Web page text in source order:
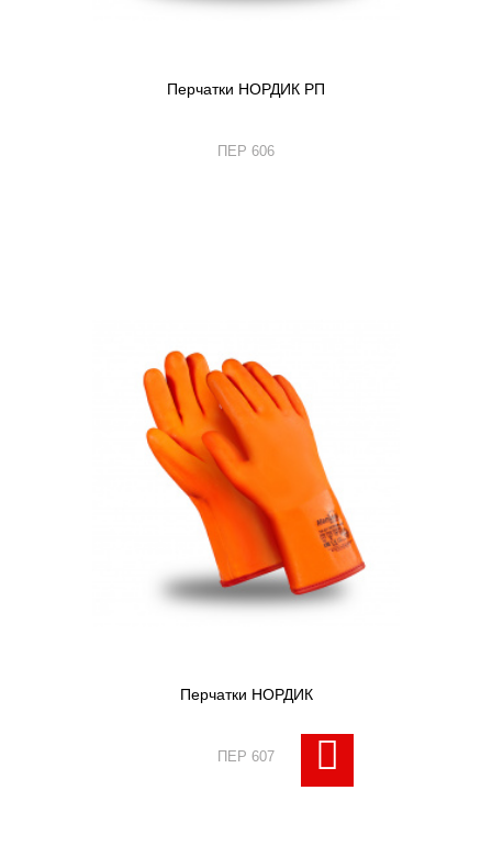
Перчатки НОРДИК РП
ПЕР 606
Перчатки НОРДИК
ПЕР 607